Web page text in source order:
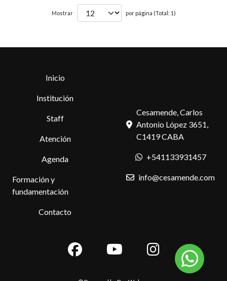
Mostrar por página (Total: 1)
Inicio
Institución
Staff
Atención
Agenda
Formación y
fundamentación
Contacto
Cesamende, Carlos
Antonio López 3651,
C1419 CABA
+541133931457
info@cesamende.com